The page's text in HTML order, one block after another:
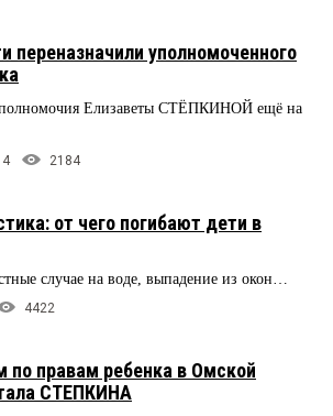
переназначили уполномоченного
полномочия Елизаветы СТЁПКИНОЙ ещё на
4 2184
от чего погибают дети в
случае на воде, выпадение из окон…
4422
по правам ребенка в Омской
СТЕПКИНА